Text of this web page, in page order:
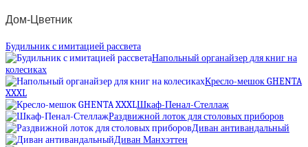
Дом-Цветник
Будильник с имитацией рассвета
Напольный органайзер для книг на
колесиках
Кресло-мешок GHENTA
XXXL
Шкаф-Пенал-Стеллаж
Раздвижной лоток для столовых приборов
Диван антивандальный
Диван Манхэттен